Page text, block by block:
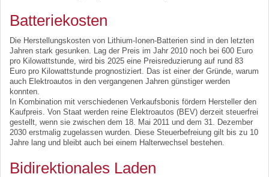
Batteriekosten
Die Herstellungskosten von Lithium-Ionen-Batterien sind in den letzten
Jahren stark gesunken. Lag der Preis im Jahr 2010 noch bei 600 Euro
pro Kilowattstunde, wird bis 2025 eine Preisreduzierung auf rund 83
Euro pro Kilowattstunde prognostiziert. Das ist einer der Gründe, warum
auch Elektroautos in den vergangenen Jahren günstiger werden
konnten.
In Kombination mit verschiedenen Verkaufsbonis fördern Hersteller den
Kaufpreis. Von Staat werden reine Elektroautos (BEV) derzeit steuerfrei
gestellt, wenn sie zwischen dem 18. Mai 2011 und dem 31. Dezember
2030 erstmalig zugelassen wurden. Diese Steuerbefreiung gilt bis zu 10
Jahre lang und bleibt auch bei einem Halterwechsel bestehen.
Bidirektionales Laden